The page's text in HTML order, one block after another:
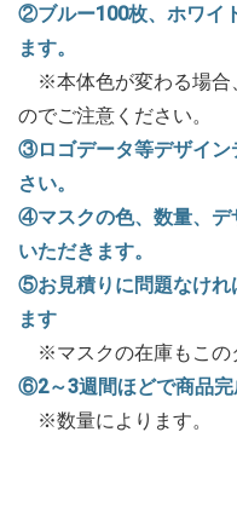
②ブルー100枚、ホワイ
ます。
※本体色が変わる場合
のでご注意ください。
③ロゴデータ等デザイン
さい。
④マスクの色、数量、デ
いただきます。
⑤お見積りに問題なけれ
ます
※マスクの在庫もこの
⑥2～3週間ほどで商品完
※数量によります。